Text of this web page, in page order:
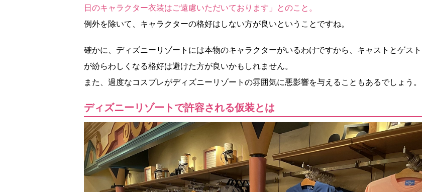
日のキャラクター衣装はご遠慮いただいております」とのこと。
例外を除いて、キャラクターの格好はしない方が良いということですね。
確かに、ディズニーリゾートには本物のキャラクターがいるわけですから、キャストとゲスト
が紛らわしくなる格好は避けた方が良いかもしれません。
また、過度なコスプレがディズニーリゾートの雰囲気に悪影響を与えることもあるでしょう。
ディズニーリゾートで許容される仮装とは